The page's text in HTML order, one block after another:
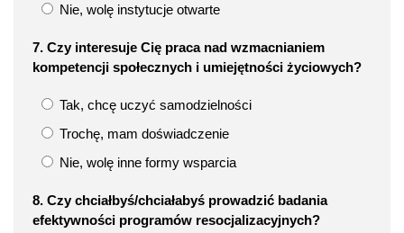
Nie, wolę instytucje otwarte
7. Czy interesuje Cię praca nad wzmacnianiem
kompetencji społecznych i umiejętności życiowych?
Tak, chcę uczyć samodzielności
Trochę, mam doświadczenie
Nie, wolę inne formy wsparcia
8. Czy chciałbyś/chciałabyś prowadzić badania
efektywności programów resocjalizacyjnych?